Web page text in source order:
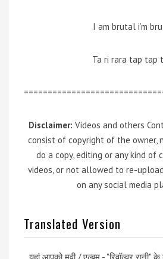
I am brutal i’m
Ta ri rara tap tap
Disclaimer: Videos and others
consist of copyright of the owner,
do a copy, editing or any kind of
videos, or not allowed to re-
on any social media
Translated Version